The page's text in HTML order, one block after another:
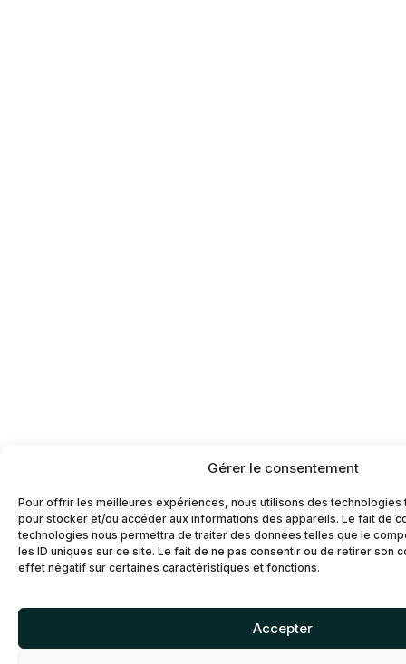
Gérer le consentement
Pour offrir les meilleures expériences, nous utilisons des
pour stocker et/ou accéder aux informations des appareils. Le fait de
technologies nous permettra de traiter des données telles que le
les ID uniques sur ce site. Le fait de ne pas consentir ou de retirer son
effet négatif sur certaines caractéristiques et fonctions.
Accepter